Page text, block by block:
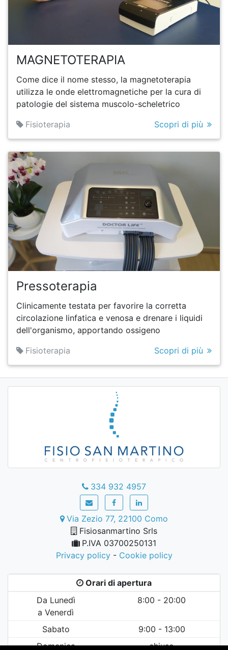
MAGNETOTERAPIA
Come dice il nome stesso, la magnetoterapia
utilizza le onde elettromagnetiche per la cura di
patologie del sistema muscolo-scheletrico
Fisioterapia
Scopri di più
Pressoterapia
Clinicamente testata per favorire la corretta
circolazione linfatica e venosa e drenare i liquidi
dell'organismo, apportando ossigeno
Fisioterapia
Scopri di più
334 932 4957
Via Zezio 77, 22100 Como
Fisiosanmartino Srls
P.IVA 03700250131
Privacy policy- Cookie policy
Orari di apertura
Da Lunedì
a Venerdì
8:00 - 20:00
Sabato
9:00 - 13:00
Domenica
chiuso